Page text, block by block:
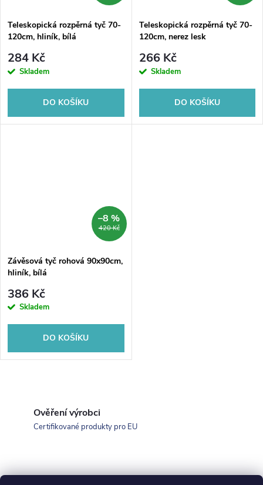
Teleskopická rozpěrná tyč 70-
120cm, hliník, bílá
284 Kč
Skladem
DO KOŠÍKU
Teleskopická rozpěrná tyč 70-
120cm, nerez lesk
266 Kč
Skladem
DO KOŠÍKU
420 Kč
–8 %
Závěsová tyč rohová 90x90cm,
hliník, bílá
386 Kč
Skladem
DO KOŠÍKU
á
Ověření výrobci
Certifikované produkty pro EU